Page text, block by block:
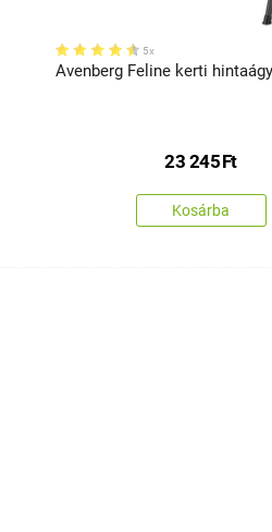
5x
Avenberg Feline kerti hintaágy
23 245Ft
Kosárba